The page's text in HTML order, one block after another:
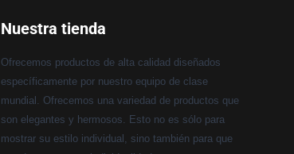
Nuestra tienda
Ofrecemos productos de alta calidad diseñados
específicamente por nuestro equipo de clase
mundial. Ofrecemos una variedad de productos que
son elegantes y hermosos. Esto no es sólo para
mostrar su estilo individual, sino también para que